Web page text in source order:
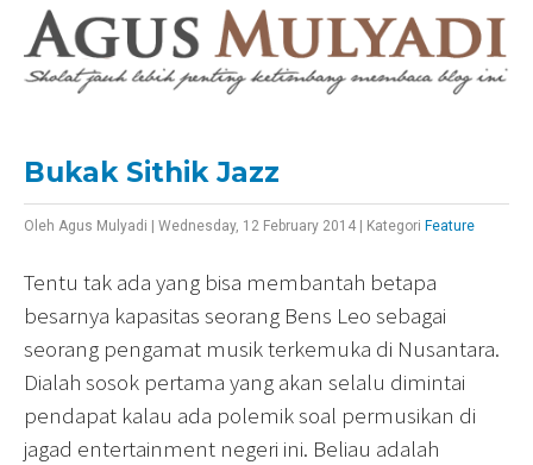
Bukak Sithik Jazz
Oleh Agus Mulyadi Wednesday, 12 February 2014 Kategori Feature
Tentu tak ada yang bisa membantah betapa
besarnya kapasitas seorang Bens Leo sebagai
seorang pengamat musik terkemuka di Nusantara.
Dialah sosok pertama yang akan selalu dimintai
pendapat kalau ada polemik soal permusikan di
jagad entertainment negeri ini. Beliau adalah